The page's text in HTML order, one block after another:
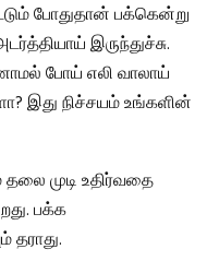
போதுதான் பக்கென்று
இருந்துச்சு.
போய் எலி வாலாய்
இது நிச்சயம் உங்களின்
முடி உதிர்வதை
பக்க
தராது.